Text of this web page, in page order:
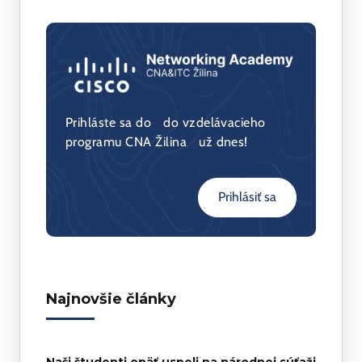
TCP/IP networking and programming
Internet Protocol Basics and Internet
Prihláste sa do do vzdelávacieho
programu CNA Žilina už dnes!
Prihlásiť sa
Najnovšie články